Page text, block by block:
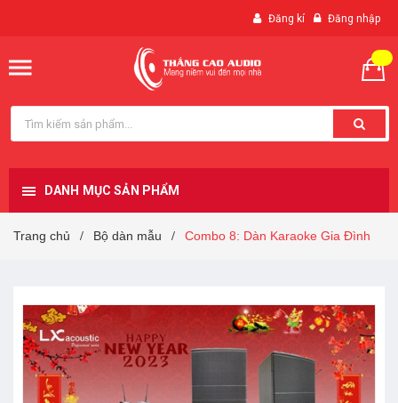
Đăng kí Đăng nhập
DANH MỤC SẢN PHẨM
Trang chủ / Bộ dàn mẫu / Combo 8: Dàn Karaoke Gia Đình